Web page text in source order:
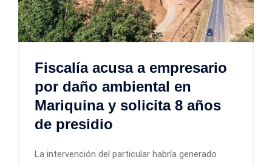
Fiscalía acusa a empresario
por daño ambiental en
Mariquina y solicita 8 años
de presidio
La intervención del particular habría generado